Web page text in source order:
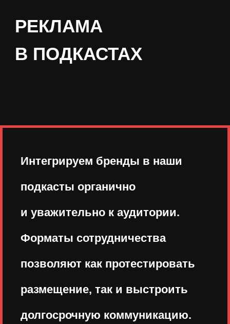
Интегрируем бренды в наши
подкасты органично
и уважительно к аудитории.
Форматы сотрудничества
позволяют как протестировать
размещение, так и выстроить
долгосрочную коммуникацию.